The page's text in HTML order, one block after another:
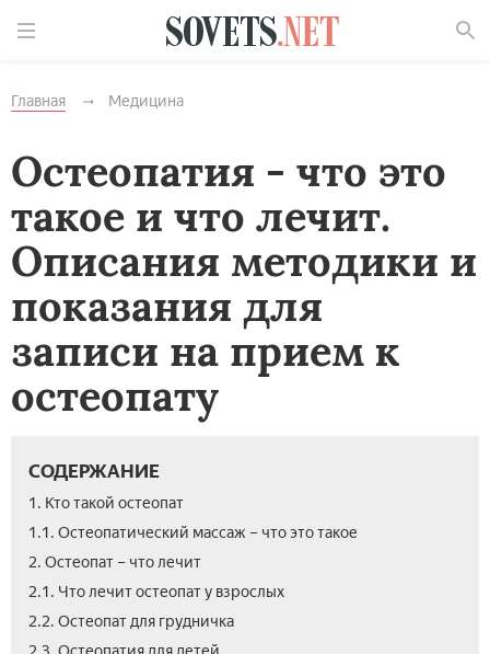
Главная Медицина
Остеопатия - что это
такое и что лечит.
Описания методики и
показания для
записи на прием к
остеопату
СОДЕРЖАНИЕ
1. Кто такой остеопат
1.1. Остеопатический массаж – что это такое
2. Остеопат – что лечит
2.1. Что лечит остеопат у взрослых
2.2. Остеопат для грудничка